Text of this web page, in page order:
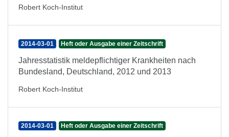
Robert Koch-Institut
2014-03-01 Heft oder Ausgabe einer Zeitschrift
Jahresstatistik meldepflichtiger Krankheiten nach
Bundesland, Deutschland, 2012 und 2013
Robert Koch-Institut
2014-03-01 Heft oder Ausgabe einer Zeitschrift